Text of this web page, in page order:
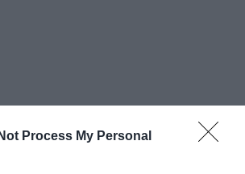
Process My Personal